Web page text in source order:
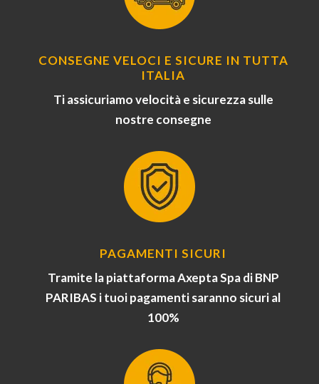
CONSEGNE VELOCI E SICURE IN TUTTA
ITALIA
Ti assicuriamo velocità e sicurezza sulle
nostre consegne
PAGAMENTI SICURI
Tramite la piattaforma Axepta Spa di BNP
PARIBAS i tuoi pagamenti saranno sicuri al
100%